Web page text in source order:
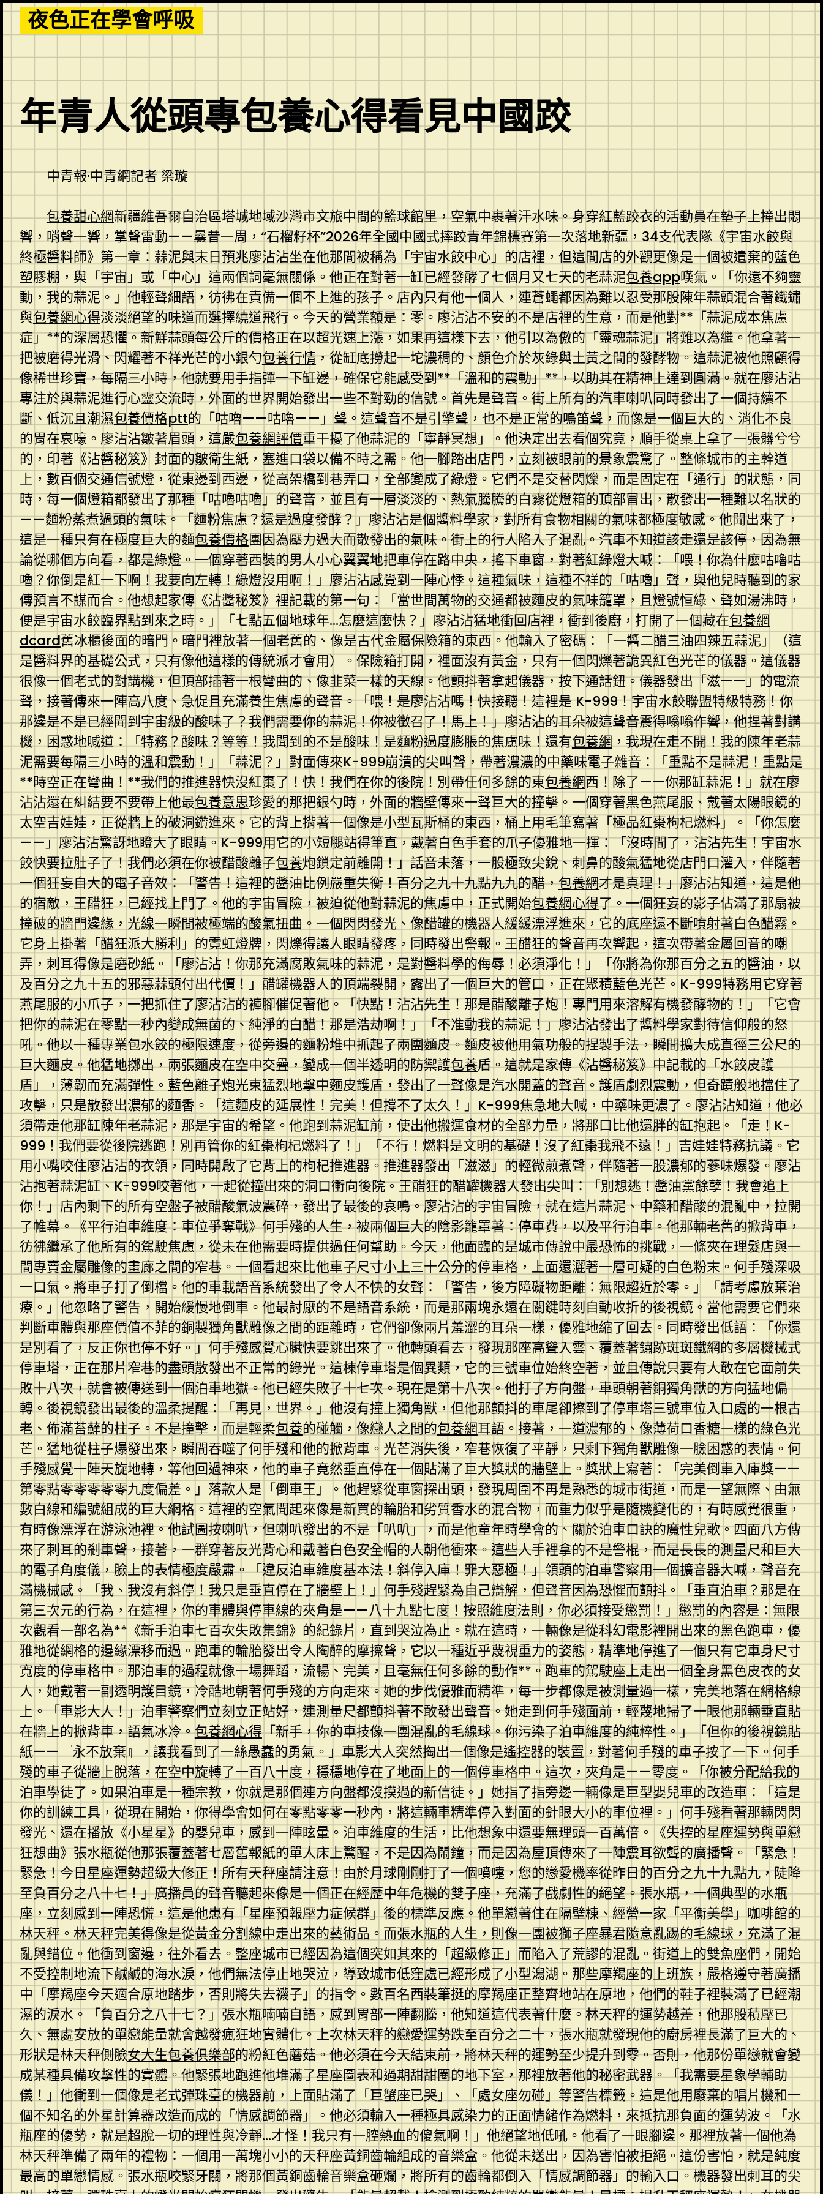
Skip
to
content
夜色正在學會呼吸
年青人從頭專包養心得看見中國跤
中青報·中青網記者 梁璇
包養甜心網新疆維吾爾自治區塔城地域沙灣市文旅中間的籃球館里，空氣中裹著汗水味。身穿紅藍跤衣的活動員在墊子上撞出悶
響，哨聲一響，掌聲雷動——曩昔一周，“石榴籽杯”2026年全國中國式摔跤青年錦標賽第一次落地新疆，34支代表隊《宇宙水餃與
終極醬料師》第一章：蒜泥與末日預兆廖沾沾坐在他那間被稱為「宇宙水餃中心」的店裡，但這間店的外觀更像是一個被遺棄的藍色
塑膠棚，與「宇宙」或「中心」這兩個詞毫無關係。他正在對著一缸已經發酵了七個月又七天的老蒜泥包養app嘆氣。「你還不夠靈
動，我的蒜泥。」他輕聲細語，彷彿在責備一個不上進的孩子。店內只有他一個人，連蒼蠅都因為難以忍受那股陳年蒜頭混合著鐵鏽
與包養網心得淡淡絕望的味道而選擇繞道飛行。今天的營業額是：零。廖沾沾不安的不是店裡的生意，而是他對**「蒜泥成本焦慮
症」**的深層恐懼。新鮮蒜頭每公斤的價格正在以超光速上漲，如果再這樣下去，他引以為傲的「靈魂蒜泥」將難以為繼。他拿著一
把被磨得光滑、閃耀著不祥光芒的小銀勺包養行情，從缸底撈起一坨濃稠的、顏色介於灰綠與土黃之間的發酵物。這蒜泥被他照顧得
像稀世珍寶，每隔三小時，他就要用手指彈一下缸邊，確保它能感受到**「溫和的震動」**，以助其在精神上達到圓滿。就在廖沾沾
專注於與蒜泥進行心靈交流時，外面的世界開始發出一些不對勁的信號。首先是聲音。街上所有的汽車喇叭同時發出了一個持續不
斷、低沉且潮濕包養價格ptt的「咕嚕——咕嚕——」聲。這聲音不是引擎聲，也不是正常的鳴笛聲，而像是一個巨大的、消化不良
的胃在哀嚎。廖沾沾皺著眉頭，這嚴包養網評價重干擾了他蒜泥的「寧靜冥想」。他決定出去看個究竟，順手從桌上拿了一張髒兮兮
的，印著《沾醬秘笈》封面的皺衛生紙，塞進口袋以備不時之需。他一腳踏出店門，立刻被眼前的景象震驚了。整條城市的主幹道
上，數百個交通信號燈，從東邊到西邊，從高架橋到巷弄口，全部變成了綠燈。它們不是交替閃爍，而是固定在「通行」的狀態，同
時，每一個燈箱都發出了那種「咕嚕咕嚕」的聲音，並且有一層淡淡的、熱氣騰騰的白霧從燈箱的頂部冒出，散發出一種難以名狀的
——麵粉蒸煮過頭的氣味。「麵粉焦慮？還是過度發酵？」廖沾沾是個醬料學家，對所有食物相關的氣味都極度敏感。他聞出來了，
這是一種只有在極度巨大的麵包養價格團因為壓力過大而散發出的氣味。街上的行人陷入了混亂。汽車不知道該走還是該停，因為無
論從哪個方向看，都是綠燈。一個穿著西裝的男人小心翼翼地把車停在路中央，搖下車窗，對著紅綠燈大喊：「喂！你為什麼咕嚕咕
嚕？你倒是紅一下啊！我要向左轉！綠燈沒用啊！」廖沾沾感覺到一陣心悸。這種氣味，這種不祥的「咕嚕」聲，與他兒時聽到的家
傳預言不謀而合。他想起家傳《沾醬秘笈》裡記載的第一句：「當世間萬物的交通都被麵皮的氣味籠罩，且燈號恒綠、聲如湯沸時，
便是宇宙水餃臨界點到來之時。」「七點五個地球年…怎麼這麼快？」廖沾沾猛地衝回店裡，衝到後廚，打開了一個藏在包養網
dcard舊冰櫃後面的暗門。暗門裡放著一個老舊的、像是古代金屬保險箱的東西。他輸入了密碼：「一醬二醋三油四辣五蒜泥」（這
是醬料界的基礎公式，只有像他這樣的傳統派才會用）。保險箱打開，裡面沒有黃金，只有一個閃爍著詭異紅色光芒的儀器。這儀器
很像一個老式的對講機，但頂部插著一根彎曲的、像韭菜一樣的天線。他顫抖著拿起儀器，按下通話鈕。儀器發出「滋——」的電流
聲，接著傳來一陣高八度、急促且充滿養生焦慮的聲音。「喂！是廖沾沾嗎！快接聽！這裡是 K-999！宇宙水餃聯盟特級特務！你
那邊是不是已經聞到宇宙級的酸味了？我們需要你的蒜泥！你被徵召了！馬上！」廖沾沾的耳朵被這聲音震得嗡嗡作響，他捏著對講
機，困惑地喊道：「特務？酸味？等等！我聞到的不是酸味！是麵粉過度膨脹的焦慮味！還有包養網，我現在走不開！我的陳年老蒜
泥需要每隔三小時的溫和震動！」「蒜泥？」對面傳來K-999崩潰的尖叫聲，帶著濃濃的中藥味電子雜音：「重點不是蒜泥！重點是
**時空正在彎曲！**我們的推進器快沒紅棗了！快！我們在你的後院！別帶任何多餘的東包養網西！除了——你那缸蒜泥！」就在廖
沾沾還在糾結要不要帶上他最包養意思珍愛的那把銀勺時，外面的牆壁傳來一聲巨大的撞擊。一個穿著黑色燕尾服、戴著太陽眼鏡的
太空吉娃娃，正從牆上的破洞鑽進來。它的背上揹著一個像是小型瓦斯桶的東西，桶上用毛筆寫著「極品紅棗枸杞燃料」。「你怎麼
——」廖沾沾驚訝地瞪大了眼睛。K-999用它的小短腿站得筆直，戴著白色手套的爪子優雅地一揮：「沒時間了，沾沾先生！宇宙水
餃快要拉肚子了！我們必須在你被醋酸離子包養炮鎖定前離開！」話音未落，一股極致尖銳、刺鼻的酸氣猛地從店門口灌入，伴隨著
一個狂妄自大的電子音效：「警告！這裡的醬油比例嚴重失衡！百分之九十九點九九的醋，包養網才是真理！」廖沾沾知道，這是他
的宿敵，王醋狂，已經找上門了。他的宇宙冒險，被迫從他對蒜泥的焦慮中，正式開始包養網心得了。一個狂妄的影子佔滿了那扇被
撞破的牆門邊緣，光線一瞬間被極端的酸氣扭曲。一個閃閃發光、像醋罐的機器人緩緩漂浮進來，它的底座還不斷噴射著白色醋霧。
它身上掛著「醋狂派大勝利」的霓虹燈牌，閃爍得讓人眼睛發疼，同時發出警報。王醋狂的聲音再次響起，這次帶著金屬回音的嘲
弄，刺耳得像是磨砂紙。「廖沾沾！你那充滿腐敗氣味的蒜泥，是對醬料學的侮辱！必須淨化！」「你將為你那百分之五的醬油，以
及百分之九十五的邪惡蒜頭付出代價！」醋罐機器人的頂端裂開，露出了一個巨大的管口，正在聚積藍色光芒。K-999特務用它穿著
燕尾服的小爪子，一把抓住了廖沾沾的褲腳催促著他。「快點！沾沾先生！那是醋酸離子炮！專門用來溶解有機發酵物的！」「它會
把你的蒜泥在零點一秒內變成無菌的、純淨的白醋！那是浩劫啊！」「不准動我的蒜泥！」廖沾沾發出了醬料學家對待信仰般的怒
吼。他以一種專業包水餃的極限速度，從旁邊的麵粉堆中抓起了兩團麵皮。麵皮被他用氣功般的捏製手法，瞬間擴大成直徑三公尺的
巨大麵皮。他猛地擲出，兩張麵皮在空中交疊，變成一個半透明的防禦護包養盾。這就是家傳《沾醬秘笈》中記載的「水餃皮護
盾」，薄韌而充滿彈性。藍色離子炮光束猛烈地擊中麵皮護盾，發出了一聲像是汽水開蓋的聲音。護盾劇烈震動，但奇蹟般地擋住了
攻擊，只是散發出濃郁的麵香。「這麵皮的延展性！完美！但撐不了太久！」K-999焦急地大喊，中藥味更濃了。廖沾沾知道，他必
須帶走他那缸陳年老蒜泥，那是宇宙的希望。他跑到蒜泥缸前，使出他搬運食材的全部力量，將那口比他還胖的缸抱起。「走！K-
999！我們要從後院逃跑！別再管你的紅棗枸杞燃料了！」「不行！燃料是文明的基礎！沒了紅棗我飛不遠！」吉娃娃特務抗議。它
用小嘴咬住廖沾沾的衣領，同時開啟了它背上的枸杞推進器。推進器發出「滋滋」的輕微煎煮聲，伴隨著一股濃郁的蔘味爆發。廖沾
沾抱著蒜泥缸、K-999咬著他，一起從撞出來的洞口衝向後院。王醋狂的醋罐機器人發出尖叫：「別想逃！醬油黨餘孽！我會追上
你！」店內剩下的所有空盤子被醋酸氣波震碎，發出了最後的哀鳴。廖沾沾的宇宙冒險，就在這片蒜泥、中藥和醋酸的混亂中，拉開
了帷幕。《平行泊車維度：車位爭奪戰》何手殘的人生，被兩個巨大的陰影籠罩著：停車費，以及平行泊車。他那輛老舊的掀背車，
彷彿繼承了他所有的駕駛焦慮，從未在他需要時提供過任何幫助。今天，他面臨的是城市傳說中最恐怖的挑戰，一條夾在理髮店與一
間專賣金屬雕像的畫廊之間的窄巷。一個看起來比他車子尺寸小上三十公分的停車格，上面還灑著一層可疑的白色粉末。何手殘深吸
一口氣。將車子打了倒檔。他的車載語音系統發出了令人不快的女聲：「警告，後方障礙物距離：無限趨近於零。」「請考慮放棄治
療。」他忽略了警告，開始緩慢地倒車。他最討厭的不是語音系統，而是那兩塊永遠在關鍵時刻自動收折的後視鏡。當他需要它們來
判斷車體與那座價值不菲的銅製獨角獸雕像之間的距離時，它們卻像兩片羞澀的耳朵一樣，優雅地縮了回去。同時發出低語：「你還
是別看了，反正你也停不好。」何手殘感覺心臟快要跳出來了。他轉頭看去，發現那座高聳入雲、覆蓋著鏽跡斑斑鐵網的多層機械式
停車塔，正在那片窄巷的盡頭散發出不正常的綠光。這棟停車塔是個異類，它的三號車位始終空著，並且傳說只要有人敢在它面前失
敗十八次，就會被傳送到一個泊車地獄。他已經失敗了十七次。現在是第十八次。他打了方向盤，車頭朝著銅獨角獸的方向猛地偏
轉。後視鏡發出最後的溫柔提醒：「再見，世界。」他沒有撞上獨角獸，但他那顫抖的車尾卻擦到了停車塔三號車位入口處的一根古
老、佈滿苔蘚的柱子。不是撞擊，而是輕柔包養的碰觸，像戀人之間的包養網耳語。接著，一道濃郁的、像薄荷口香糖一樣的綠色光
芒。猛地從柱子爆發出來，瞬間吞噬了何手殘和他的掀背車。光芒消失後，窄巷恢復了平靜，只剩下獨角獸雕像一臉困惑的表情。何
手殘感覺一陣天旋地轉，等他回過神來，他的車子竟然垂直停在一個貼滿了巨大獎狀的牆壁上。獎狀上寫著：「完美倒車入庫獎——
第零點零零零零零九度偏差。」落款人是「倒車王」。他趕緊從車窗探出頭，發現周圍不再是熟悉的城市街道，而是一望無際、由無
數白線和編號組成的巨大網格。這裡的空氣聞起來像是新買的輪胎和劣質香水的混合物，而重力似乎是隨機變化的，有時感覺很重，
有時像漂浮在游泳池裡。他試圖按喇叭，但喇叭發出的不是「叭叭」，而是他童年時學會的、關於泊車口訣的魔性兒歌。四面八方傳
來了刺耳的剎車聲，接著，一群穿著反光背心和戴著白色安全帽的人朝他衝來。這些人手裡拿的不是警棍，而是長長的測量尺和巨大
的電子角度儀，臉上的表情極度嚴肅。「違反泊車維度基本法！斜停入庫！罪大惡極！」領頭的泊車警察用一個擴音器大喊，聲音充
滿機械感。「我、我沒有斜停！我只是垂直停在了牆壁上！」何手殘趕緊為自己辯解，但聲音因為恐懼而顫抖。「垂直泊車？那是在
第三次元的行為，在這裡，你的車體與停車線的夾角是——八十九點七度！按照維度法則，你必須接受懲罰！」懲罰的內容是：無限
次觀看一部名為**《新手泊車七百次失敗集錦》的紀錄片，直到哭泣為止。就在這時，一輛像是從科幻電影裡開出來的黑色跑車，優
雅地從網格的邊緣漂移而過。跑車的輪胎發出令人陶醉的摩擦聲，它以一種近乎蔑視重力的姿態，精準地停進了一個只有它車身尺寸
寬度的停車格中。那泊車的過程就像一場舞蹈，流暢、完美，且毫無任何多餘的動作**。跑車的駕駛座上走出一個全身黑色皮衣的女
人，她戴著一副透明護目鏡，冷酷地朝著何手殘的方向走來。她的步伐優雅而精準，每一步都像是被測量過一樣，完美地落在網格線
上。「車影大人！」泊車警察們立刻立正站好，連測量尺都顫抖著不敢發出聲音。她走到何手殘面前，輕蔑地掃了一眼他那輛垂直貼
在牆上的掀背車，語氣冰冷。包養網心得「新手，你的車技像一團混亂的毛線球。你污染了泊車維度的純粹性。」「但你的後視鏡貼
紙——『永不放棄』，讓我看到了一絲愚蠢的勇氣。」車影大人突然掏出一個像是遙控器的裝置，對著何手殘的車子按了一下。何手
殘的車子從牆上脫落，在空中旋轉了一百八十度，穩穩地停在了地面上的一個停車格中。這次，夾角是——零度。「你被分配給我的
泊車學徒了。如果泊車是一種宗教，你就是那個連方向盤都沒摸過的新信徒。」她指了指旁邊一輛像是巨型嬰兒車的改造車：「這是
你的訓練工具，從現在開始，你得學會如何在零點零零一秒內，將這輛車精準停入對面的針眼大小的車位裡。」何手殘看著那輛閃閃
發光、還在播放《小星星》的嬰兒車，感到一陣眩暈。泊車維度的生活，比他想象中還要無理頭一百萬倍。《失控的星座運勢與單戀
狂想曲》張水瓶從他那張覆蓋著七層舊報紙的單人床上驚醒，不是因為鬧鐘，而是因為屋頂傳來了一陣震耳欲聾的廣播聲。「緊急！
緊急！今日星座運勢超級大修正！所有天秤座請注意！由於月球剛剛打了一個噴嚏，您的戀愛機率從昨日的百分之九十九點九，陡降
至負百分之八十七！」廣播員的聲音聽起來像是一個正在經歷中年危機的雙子座，充滿了戲劇性的絕望。張水瓶，一個典型的水瓶
座，立刻感到一陣恐慌，這是他患有「星座預報壓力症候群」後的標準反應。他單戀著住在隔壁棟、經營一家「平衡美學」咖啡館的
林天秤。林天秤完美得像是從黃金分割線中走出來的藝術品。而張水瓶的人生，則像一團被獅子座暴君隨意亂踢的毛線球，充滿了混
亂與錯位。他衝到窗邊，往外看去。整座城市已經因為這個突如其來的「超級修正」而陷入了荒謬的混亂。街道上的雙魚座們，開始
不受控制地流下鹹鹹的海水淚，他們無法停止地哭泣，導致城市低窪處已經形成了小型潟湖。那些摩羯座的上班族，嚴格遵守著廣播
中「摩羯座今天適合原地踏步，否則將失去襪子」的指令。數百名西裝筆挺的摩羯座正整齊地站在原地，他們的鞋子裡裝滿了已經潮
濕的淚水。「負百分之八十七？」張水瓶喃喃自語，感到胃部一陣翻騰，他知道這代表著什麼。林天秤的運勢越差，他那股積壓已
久、無處安放的單戀能量就會越發瘋狂地實體化。上次林天秤的戀愛運勢跌至百分之二十，張水瓶就發現他的廚房裡長滿了巨大的、
形狀是林天秤側臉女大生包養俱樂部的粉紅色蘑菇。他必須在今天結束前，將林天秤的運勢至少提升到零。否則，他那份單戀就會變
成某種具備攻擊性的實體。他緊張地跑進他堆滿了星座圖表和過期甜甜圈的地下室，那裡放著他的秘密武器。「我需要星象學輔助
儀！」他衝到一個像是老式彈珠臺的機器前，上面貼滿了「巨蟹座已哭」、「處女座勿碰」等警告標籤。這是他用廢棄的唱片機和一
個不知名的外星計算器改造而成的「情感調節器」。他必須輸入一種極具感染力的正面情緒作為燃料，來抵抗那負面的運勢波。「水
瓶座的優勢，就是超脫一切的理性與冷靜…才怪！我只有一腔熱血的傻氣啊！」他絕望地低吼。他看了一眼腳邊。那裡放著一個他為
林天秤準備了兩年的禮物：一個用一萬塊小小的天秤座黃銅齒輪組成的音樂盒。他從未送出，因為害怕被拒絕。這份害怕，就是純度
最高的單戀情感。張水瓶咬緊牙關，將那個黃銅齒輪音樂盒砸爛，將所有的齒輪都倒入「情感調節器」的輸入口。機器發出刺耳的尖